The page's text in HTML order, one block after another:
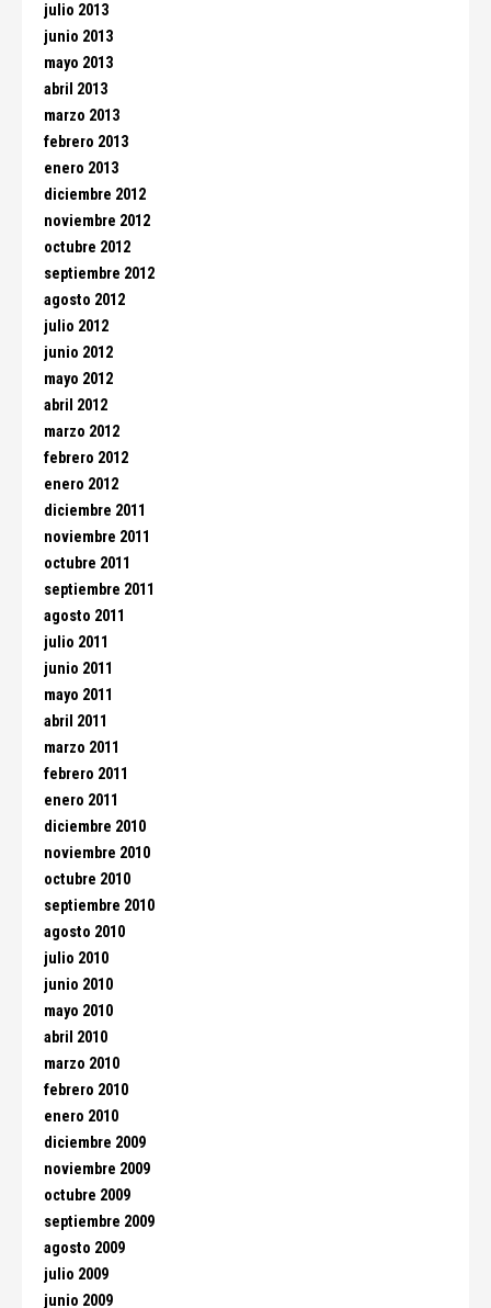
julio 2013
junio 2013
mayo 2013
abril 2013
marzo 2013
febrero 2013
enero 2013
diciembre 2012
noviembre 2012
octubre 2012
septiembre 2012
agosto 2012
julio 2012
junio 2012
mayo 2012
abril 2012
marzo 2012
febrero 2012
enero 2012
diciembre 2011
noviembre 2011
octubre 2011
septiembre 2011
agosto 2011
julio 2011
junio 2011
mayo 2011
abril 2011
marzo 2011
febrero 2011
enero 2011
diciembre 2010
noviembre 2010
octubre 2010
septiembre 2010
agosto 2010
julio 2010
junio 2010
mayo 2010
abril 2010
marzo 2010
febrero 2010
enero 2010
diciembre 2009
noviembre 2009
octubre 2009
septiembre 2009
agosto 2009
julio 2009
junio 2009